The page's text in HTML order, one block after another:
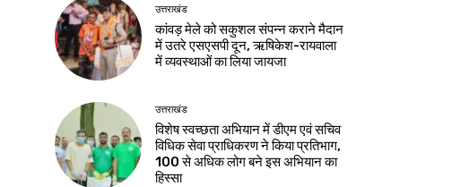
उत्तराखंड
कांवड़ मेले को सकुशल संपन्न कराने मैदान
में उतरे एसएसपी दून, ऋषिकेश-रायवाला
में व्यवस्थाओं का लिया जायजा
उत्तराखंड
विशेष स्वच्छता अभियान में डीएम एवं सचिव
विधिक सेवा प्राधिकरण ने किया प्रतिभाग,
100 से अधिक लोग बने इस अभियान का
हिस्सा